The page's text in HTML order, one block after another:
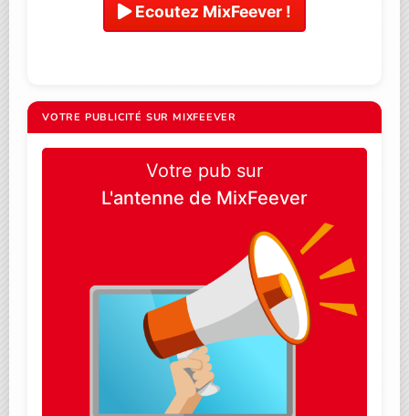
Ecoutez MixFeever !
VOTRE PUBLICITÉ SUR MIXFEEVER
Votre pub sur
L'antenne de MixFeever